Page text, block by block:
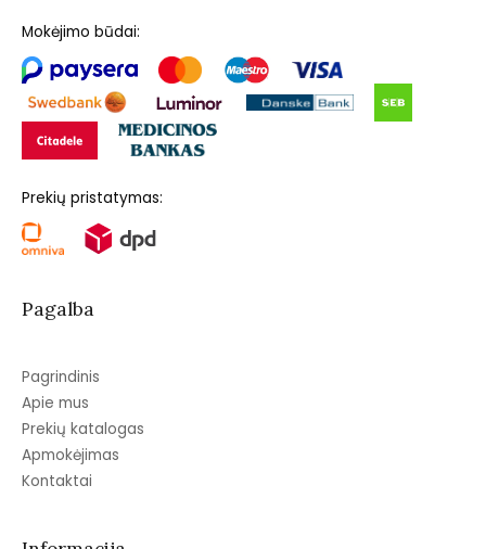
Mokėjimo būdai:
Prekių pristatymas:
Pagalba
Pagrindinis
Apie mus
Prekių katalogas
Apmokėjimas
Kontaktai